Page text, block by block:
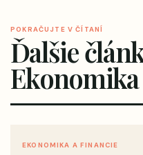
POKRAČUJTE V ČÍTANÍ
Ďalšie
EKONOMIKA A FINANCIE